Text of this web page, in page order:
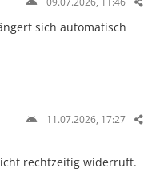
sich automatisch
11.07.2026, 17:27
rechtzeitig widerruft.